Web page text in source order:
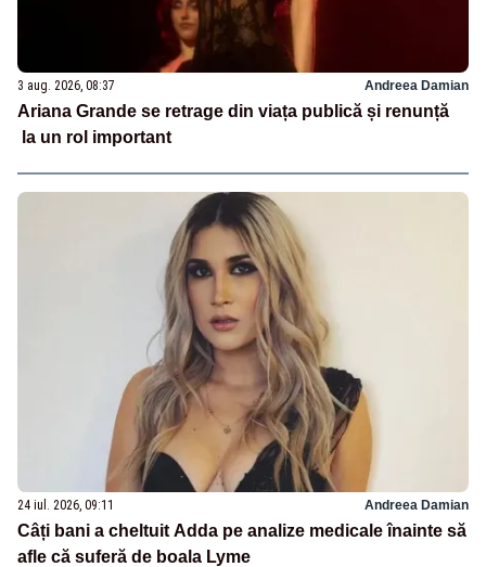
3 aug. 2026, 08:37 Andreea Damian
Ariana Grande se retrage din viața publică și renunță
la un rol important
24 iul. 2026, 09:11 Andreea Damian
Câți bani a cheltuit Adda pe analize medicale înainte să
afle că suferă de boala Lyme